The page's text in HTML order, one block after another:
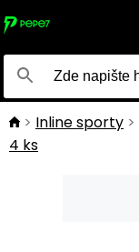
Inline sporty
4 ks